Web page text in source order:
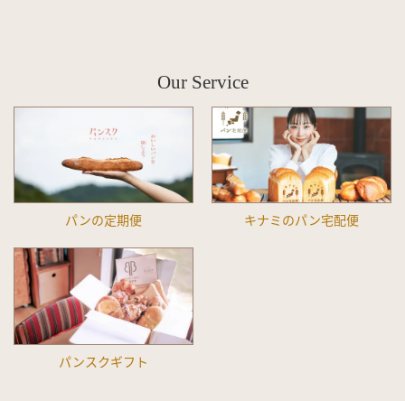
Our Service
パンの定期便 キナミのパン宅配便
パンスクギフト